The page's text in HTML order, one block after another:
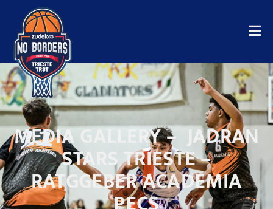
MEDIA GALLERY – JADRAN
STARS TRIESTE –
RATGGEBER ACADEMIA